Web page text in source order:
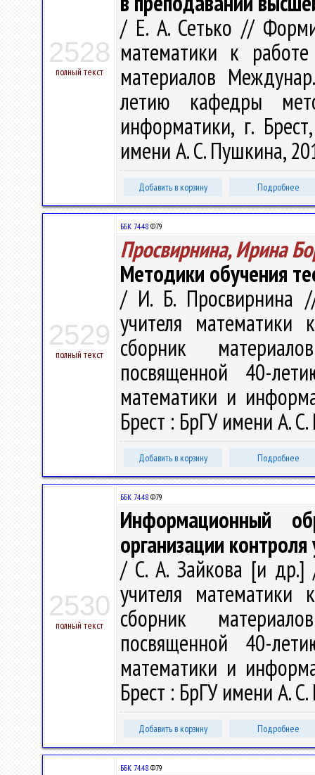
2528
полный текст
/ Е. А. Сетько //
математики к
материалов
летию кафедры
информатики, г.
имени А. С. Пушкина,
Добавить в корзину Подробнее
2529
полный текст
ББК 74.48 Ф79
Просвирнина, Ирина
Методики обучения
/ И. Б. Просвирнина
учителя
сборник
посвященной 40-
математики и
Брест : БрГУ имени А.
Добавить в корзину Подробнее
2530
полный текст
ББК 74.48 Ф79
Информационный
организации
/ С. А. Зайкова [и др.]
учителя
сборник
посвященной 40-
математики и
Брест : БрГУ имени А.
Добавить в корзину Подробнее
ББК 74.48 Ф79